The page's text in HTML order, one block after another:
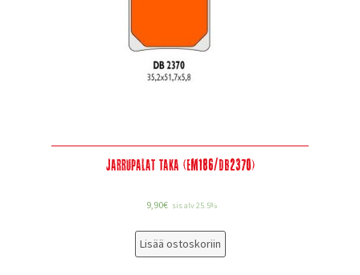
Jarrupalat taka (EM186/DB2370)
9,90€ sis alv 25.5%
Lisää ostoskoriin